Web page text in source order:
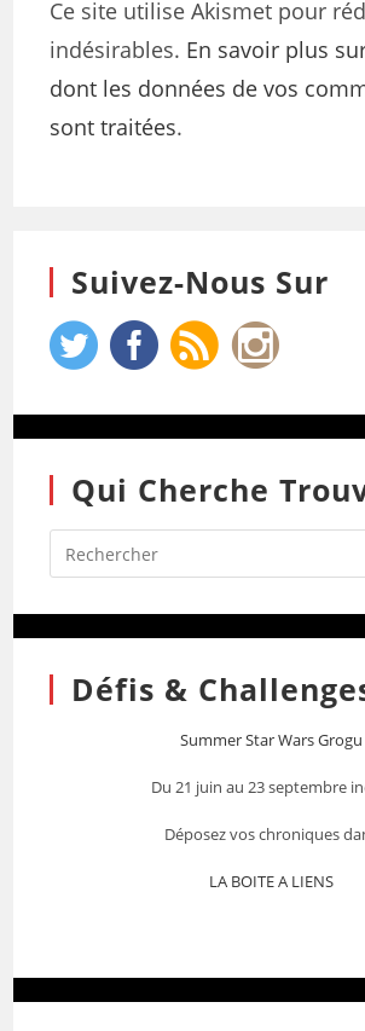
Ce site utilise Akismet pour
indésirables. En savoir plus
dont les données de vos
sont traitées.
Suivez-Nous Sur
Qui Cherche
Défis &
Summer Star Wars Grogu
Du 21 juin au 23 septembre
Déposez vos chroniques
LA BOITE A LIENS